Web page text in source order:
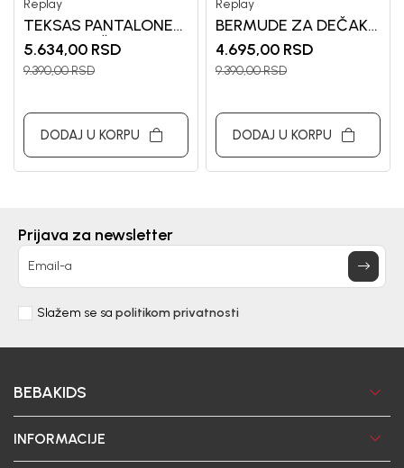
Replay
TEKSAS PANTALONE
ZA DEVOJČICE
REPLAY
5.634,00 RSD
9.390,00RSD
DODAJ U KORPU
Replay
BERMUDE ZA DEČAKE
REPLAY
4.695,00 RSD
9.390,00RSD
DODAJ U KORPU
Prijava za newsletter
Email-a
Slažem se sa politikom privatnosti
BEBAKIDS
INFORMACIJE